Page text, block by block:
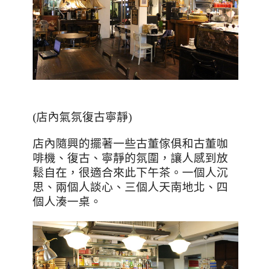
(店內氣氛復古寧靜)
店內隨興的擺著一些古董傢俱和古董咖
啡機、復古、寧靜的氛圍，讓人感到放
鬆自在，很適合來此下午茶。一個人沉
思、兩個人談心、三個人天南地北、四
個人湊一桌。